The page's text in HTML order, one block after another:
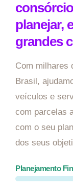
planejar,
grandes
Com milhares
Brasil,
veículos e
com parcelas
com o seu
dos seus
Planejamento